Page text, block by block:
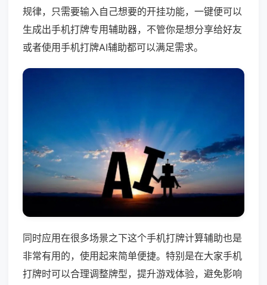
规律，只需要输入自己想要的开挂功能，一键便可以
生成出手机打牌专用辅助器，不管你是想分享给好友
或者使用手机打牌AI辅助都可以满足需求。
同时应用在很多场景之下这个手机打牌计算辅助也是
非常有用的，使用起来简单便捷。特别是在大家手机
打牌时可以合理调整牌型，提升游戏体验，避免影响